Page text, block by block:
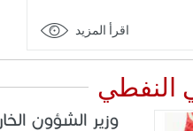
اقرأ المزيد
النفطي
وزير الشؤون